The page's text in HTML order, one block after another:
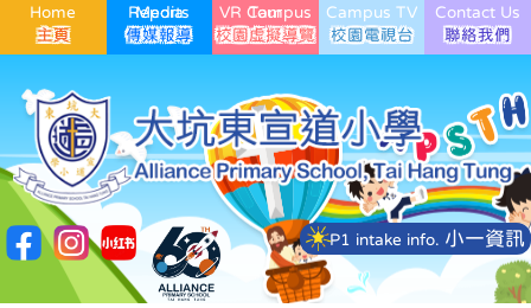
Home Media Reports VR Campus Tour Campus TV Contact Us
P1 intake info. 小一資訊